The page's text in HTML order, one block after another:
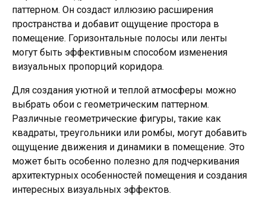
паттерном. Он создаст иллюзию расширения
пространства и добавит ощущение простора в
помещение. Горизонтальные полосы или ленты
могут быть эффективным способом изменения
визуальных пропорций коридора.
Для создания уютной и теплой атмосферы можно
выбрать обои с геометрическим паттерном.
Различные геометрические фигуры, такие как
квадраты, треугольники или ромбы, могут добавить
ощущение движения и динамики в помещение. Это
может быть особенно полезно для подчеркивания
архитектурных особенностей помещения и создания
интересных визуальных эффектов.